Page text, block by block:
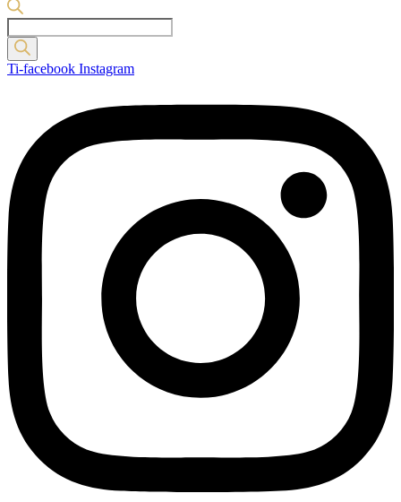
Products
search
Ti-facebook Instagram